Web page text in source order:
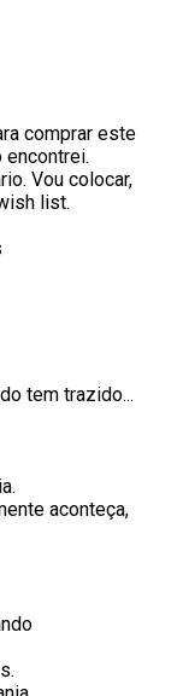
comprar este
encontrei.
Vou colocar,
list.
tem trazido...
aconteça,